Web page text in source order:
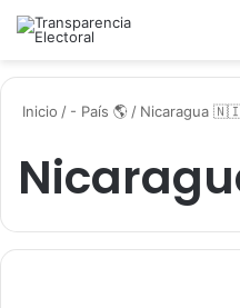
Inicio / - País 🌎 / Nicaragua